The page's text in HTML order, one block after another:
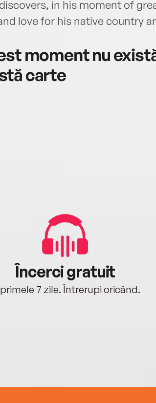
in his moment of
love for his native country
moment nu
carte
Încerci gratuit
7 zile. Întrerupi oricând.